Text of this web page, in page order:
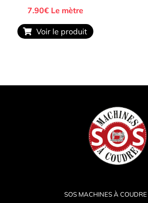
7.90€Le mètre
Voir le produit
SOS MACHINES À COUDRE